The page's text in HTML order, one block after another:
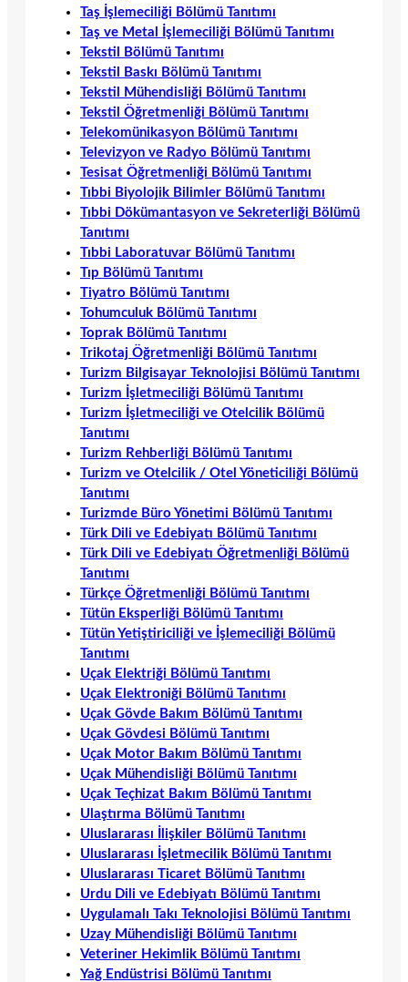
Taş İşlemeciliği Bölümü Tanıtımı
Taş ve Metal İşlemeciliği Bölümü Tanıtımı
Tekstil Bölümü Tanıtımı
Tekstil Baskı Bölümü Tanıtımı
Tekstil Mühendisliği Bölümü Tanıtımı
Tekstil Öğretmenliği Bölümü Tanıtımı
Telekomünikasyon Bölümü Tanıtımı
Televizyon ve Radyo Bölümü Tanıtımı
Tesisat Öğretmenliği Bölümü Tanıtımı
Tıbbi Biyolojik Bilimler Bölümü Tanıtımı
Tıbbi Dökümantasyon ve Sekreterliği Bölümü
Tanıtımı
Tıbbi Laboratuvar Bölümü Tanıtımı
Tıp Bölümü Tanıtımı
Tiyatro Bölümü Tanıtımı
Tohumculuk Bölümü Tanıtımı
Toprak Bölümü Tanıtımı
Trikotaj Öğretmenliği Bölümü Tanıtımı
Turizm Bilgisayar Teknolojisi Bölümü Tanıtımı
Turizm İşletmeciliği Bölümü Tanıtımı
Turizm İşletmeciliği ve Otelcilik Bölümü
Tanıtımı
Turizm Rehberliği Bölümü Tanıtımı
Turizm ve Otelcilik / Otel Yöneticiliği Bölümü
Tanıtımı
Turizmde Büro Yönetimi Bölümü Tanıtımı
Türk Dili ve Edebiyatı Bölümü Tanıtımı
Türk Dili ve Edebiyatı Öğretmenliği Bölümü
Tanıtımı
Türkçe Öğretmenliği Bölümü Tanıtımı
Tütün Eksperliği Bölümü Tanıtımı
Tütün Yetiştiriciliği ve İşlemeciliği Bölümü
Tanıtımı
Uçak Elektriği Bölümü Tanıtımı
Uçak Elektroniği Bölümü Tanıtımı
Uçak Gövde Bakım Bölümü Tanıtımı
Uçak Gövdesi Bölümü Tanıtımı
Uçak Motor Bakım Bölümü Tanıtımı
Uçak Mühendisliği Bölümü Tanıtımı
Uçak Teçhizat Bakım Bölümü Tanıtımı
Ulaştırma Bölümü Tanıtımı
Uluslararası İlişkiler Bölümü Tanıtımı
Uluslararası İşletmecilik Bölümü Tanıtımı
Uluslararası Ticaret Bölümü Tanıtımı
Urdu Dili ve Edebiyatı Bölümü Tanıtımı
Uygulamalı Takı Teknolojisi Bölümü Tanıtımı
Uzay Mühendisliği Bölümü Tanıtımı
Veteriner Hekimlik Bölümü Tanıtımı
Yağ Endüstrisi Bölümü Tanıtımı